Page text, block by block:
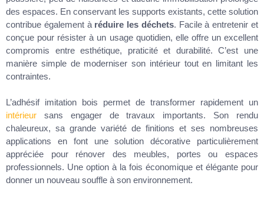
des espaces. En conservant les supports existants, cette solution
contribue également à réduire les déchets. Facile à entretenir et
conçue pour résister à un usage quotidien, elle offre un excellent
compromis entre esthétique, praticité et durabilité. C’est une
manière simple de moderniser son intérieur tout en limitant les
contraintes.
L’adhésif imitation bois permet de transformer rapidement un
intérieur sans engager de travaux importants. Son rendu
chaleureux, sa grande variété de finitions et ses nombreuses
applications en font une solution décorative particulièrement
appréciée pour rénover des meubles, portes ou espaces
professionnels. Une option à la fois économique et élégante pour
donner un nouveau souffle à son environnement.